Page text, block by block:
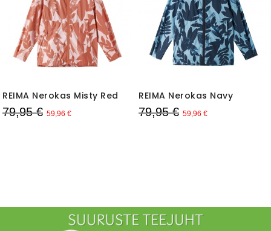
REIMA Nerokas Misty Red
79,95 € 59,96 €
REIMA Nerokas Navy
79,95 € 59,96 €